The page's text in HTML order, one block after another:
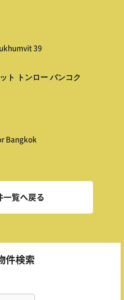
39
ト トンロー バンコク
Bangkok
一覧へ戻る
件検索